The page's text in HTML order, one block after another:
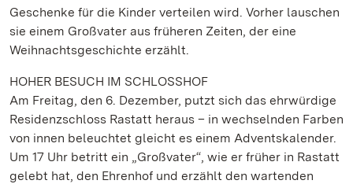
Geschenke für die Kinder verteilen wird. Vorher lauschen
sie einem Großvater aus früheren Zeiten, der eine
Weihnachtsgeschichte erzählt.
HOHER BESUCH IM SCHLOSSHOF
Am Freitag, den 6. Dezember, putzt sich das ehrwürdige
Residenzschloss Rastatt heraus – in wechselnden Farben
von innen beleuchtet gleicht es einem Adventskalender.
Um 17 Uhr betritt ein „Großvater“, wie er früher in Rastatt
gelebt hat, den Ehrenhof und erzählt den wartenden